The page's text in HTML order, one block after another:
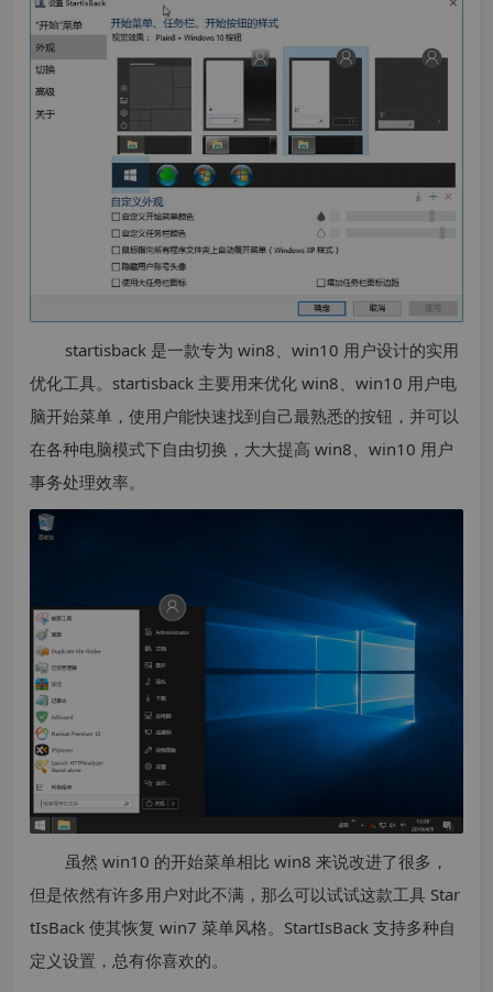
startisback 是一款专为 win8、win10 用户设计的实用
优化工具。startisback 主要用来优化 win8、win10 用户电
脑开始菜单，使用户能快速找到自己最熟悉的按钮，并可以
在各种电脑模式下自由切换，大大提高 win8、win10 用户
事务处理效率。
虽然 win10 的开始菜单相比 win8 来说改进了很多，
但是依然有许多用户对此不满，那么可以试试这款工具 Star
tIsBack 使其恢复 win7 菜单风格。StartIsBack 支持多种自
定义设置，总有你喜欢的。